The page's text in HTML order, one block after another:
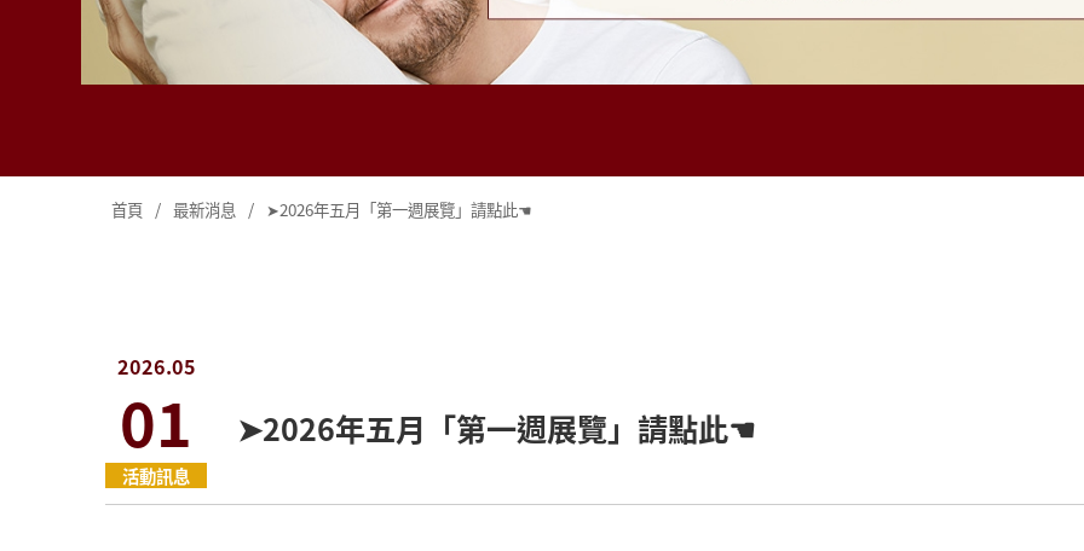
首頁 / 最新消息 / ➤2026年五月「第一週展覽」請點此☚
2026.05
01
活動訊息
➤2026年五月「第一週展覽」請點此☚